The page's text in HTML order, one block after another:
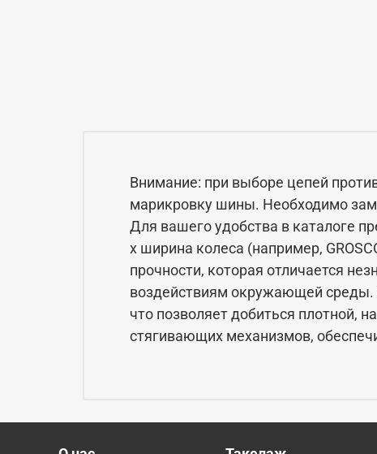
Внимание: при выборе цепей
марикровку шины. Необходимо
Для вашего удобства в каталоге
x ширина колеса (например,
прочности, которая отличается
воздействиям окружающей среды.
что позволяет добиться плотной,
стягивающих механизмов,